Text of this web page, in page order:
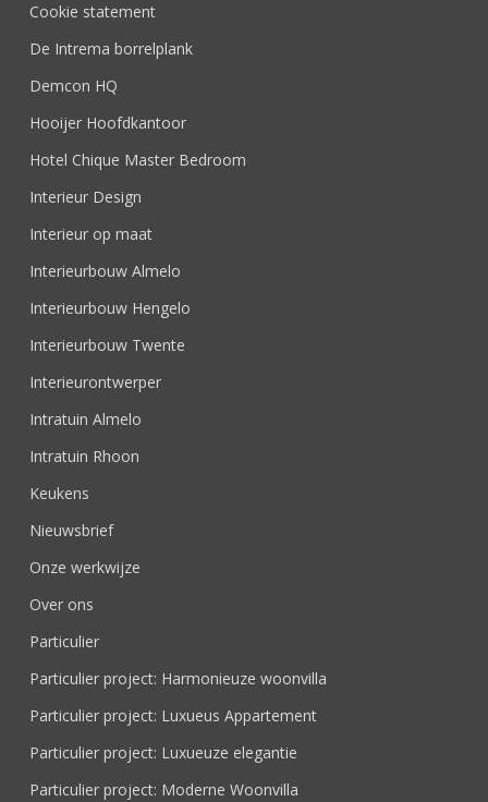
Cookie statement
De Intrema borrelplank
Demcon HQ
Hooijer Hoofdkantoor
Hotel Chique Master Bedroom
Interieur Design
Interieur op maat
Interieurbouw Almelo
Interieurbouw Hengelo
Interieurbouw Twente
Interieurontwerper
Intratuin Almelo
Intratuin Rhoon
Keukens
Nieuwsbrief
Onze werkwijze
Over ons
Particulier
Particulier project: Harmonieuze woonvilla
Particulier project: Luxueus Appartement
Particulier project: Luxueuze elegantie
Particulier project: Moderne Woonvilla